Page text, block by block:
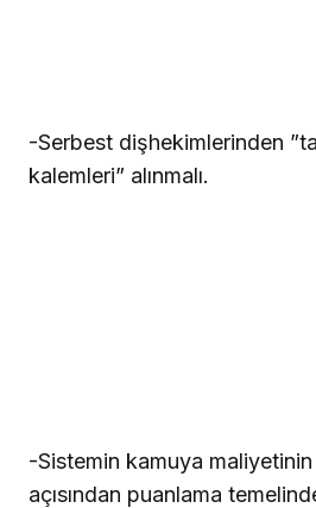
-Serbest dişhekimlerinden
kalemleri” alınmalı.
-Sistemin kamuya
açısından puanlama